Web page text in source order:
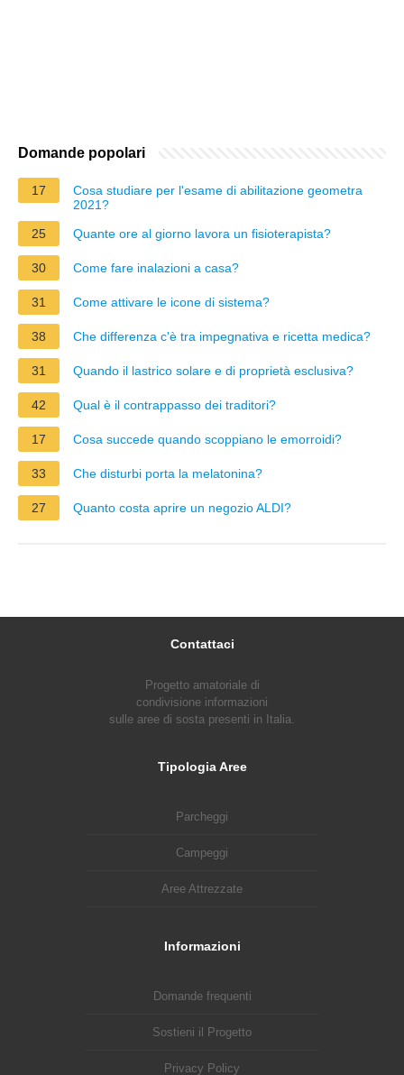
Domande popolari
17
Cosa studiare per l'esame di abilitazione geometra
2021?
25
Quante ore al giorno lavora un fisioterapista?
30 Come fare inalazioni a casa?
31 Come attivare le icone di sistema?
38 Che differenza c'è tra impegnativa e ricetta medica?
31 Quando il lastrico solare e di proprietà esclusiva?
42 Qual è il contrappasso dei traditori?
17 Cosa succede quando scoppiano le emorroidi?
33 Che disturbi porta la melatonina?
27 Quanto costa aprire un negozio ALDI?
Contattaci
Progetto amatoriale di
condivisione informazioni
sulle aree di sosta presenti in Italia.
Tipologia Aree
Parcheggi
Campeggi
Aree Attrezzate
Informazioni
Domande frequenti
Sostieni il Progetto
Privacy Policy